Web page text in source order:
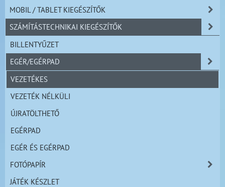
MOBIL / TABLET KIEGÉSZÍTŐK
SZÁMÍTÁSTECHNIKAI KIEGÉSZÍTŐK
BILLENTYŰZET
EGÉR/EGÉRPAD
VEZETÉKES
VEZETÉK NÉLKÜLI
ÚJRATÖLTHETŐ
EGÉRPAD
EGÉR ÉS EGÉRPAD
FOTÓPAPÍR
JÁTÉK KÉSZLET